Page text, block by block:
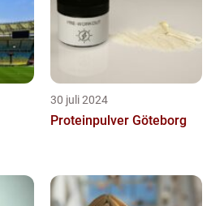
30 juli 2024
Proteinpulver Göteborg